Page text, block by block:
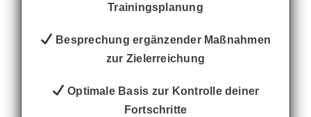
Trainingsplanung
Besprechung ergänzender Maßnahmen
zur Zielerreichung
Optimale Basis zur Kontrolle deiner
Fortschritte